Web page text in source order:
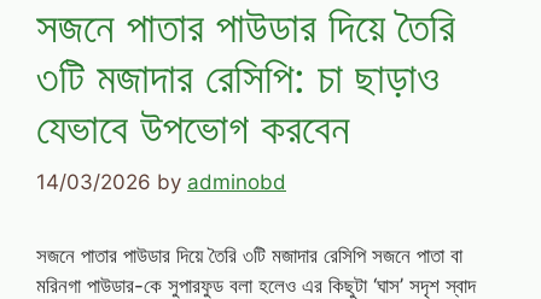
সজনে পাতার পাউডার দিয়ে তৈরি
৩টি মজাদার রেসিপি: চা ছাড়াও
যেভাবে উপভোগ করবেন
14/03/2026 by adminobd
সজনে পাতার পাউডার দিয়ে তৈরি ৩টি মজাদার রেসিপি সজনে পাতা বা
মরিনগা পাউডার-কে সুপারফুড বলা হলেও এর কিছুটা ‘ঘাস’ সদৃশ স্বাদ